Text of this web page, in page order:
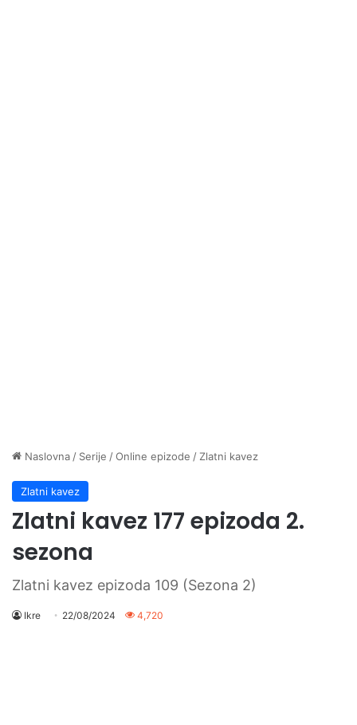
Naslovna / Serije /Online epizode / Zlatni kavez
Zlatni kavez
Zlatni kavez 177 epizoda 2.
sezona
Zlatni kavez epizoda 109 (Sezona 2)
Ikre 22/08/2024 4,720